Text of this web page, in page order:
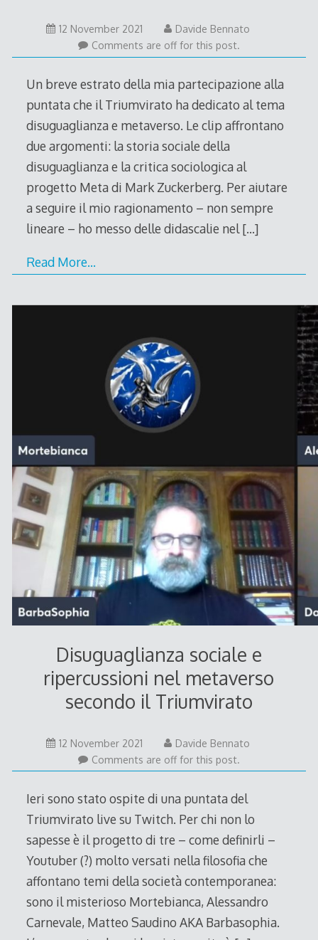
12 November 2021
Davide Bennato
Comments are off for this post.
Un breve estrato della mia partecipazione alla
puntata che il Triumvirato ha dedicato al tema
disuguaglianza e metaverso. Le clip affrontano
due argomenti: la storia sociale della
disuguaglianza e la critica sociologica al
progetto Meta di Mark Zuckerberg. Per aiutare
a seguire il mio ragionamento – non sempre
lineare – ho messo delle didascalie nel[…]
Read More…
Disuguaglianza sociale e
ripercussioni nel metaverso
secondo il Triumvirato
12 November 2021
November
2021
Davide Bennato
Comments are off for this post.
Ieri sono stato ospite di una puntata del
Triumvirato live su Twitch. Per chi non lo
sapesse è il progetto di tre – come definirli –
Youtuber (?) molto versati nella filosofia che
affontano temi della società contemporanea:
sono il misterioso Mortebianca, Alessandro
Carnevale, Matteo Saudino AKA Barbasophia.